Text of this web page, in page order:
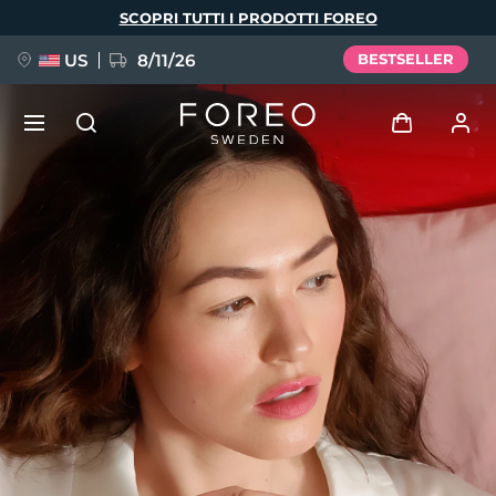
SCOPRI TUTTI I PRODOTTI FOREO
US 8/11/26 BESTSELLER
Accedi
Profilo utente
I miei dispositivi
I miei ordini
I miei indirizzi
I miei abbonamenti
FAQ™ Pure Beauty-Tech Elixir
BREAKING NEWS
issa™ Teeth Whitening Set
Lingua
English Deutsch
Español
Français
Português
Polski
Svenska
Русский
Türkçe
简体中文 繁體中文